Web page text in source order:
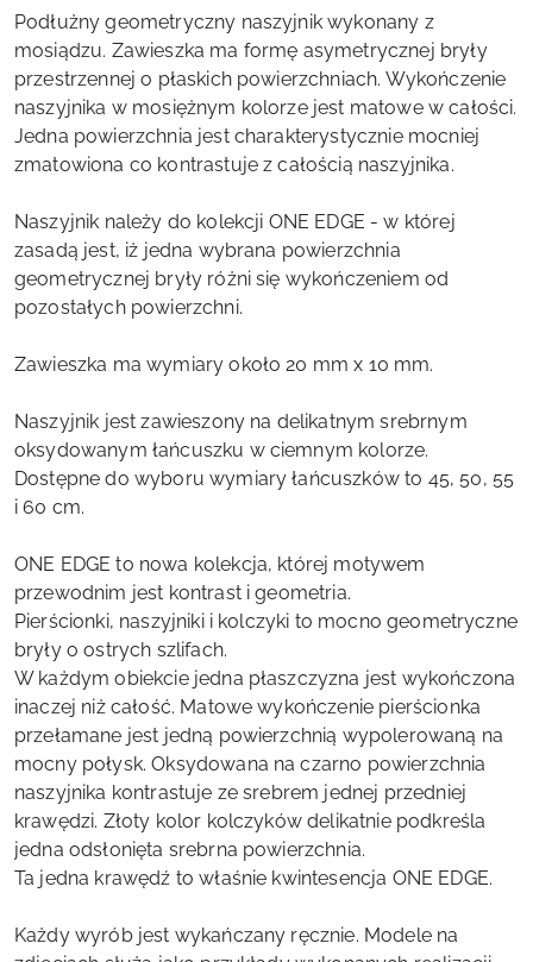
Podłużny geometryczny naszyjnik wykonany z
mosiądzu. Zawieszka ma formę asymetrycznej bryły
przestrzennej o płaskich powierzchniach. Wykończenie
naszyjnika w mosiężnym kolorze jest matowe w całości.
Jedna powierzchnia jest charakterystycznie mocniej
zmatowiona co kontrastuje z całością naszyjnika.
Naszyjnik należy do kolekcji ONE EDGE - w której
zasadą jest, iż jedna wybrana powierzchnia
geometrycznej bryły różni się wykończeniem od
pozostałych powierzchni.
Zawieszka ma wymiary około 20 mm x 10 mm.
Naszyjnik jest zawieszony na delikatnym srebrnym
oksydowanym łańcuszku w ciemnym kolorze.
Dostępne do wyboru wymiary łańcuszków to 45, 50, 55
i 60 cm.
ONE EDGE to nowa kolekcja, której motywem
przewodnim jest kontrast i geometria.
Pierścionki, naszyjniki i kolczyki to mocno geometryczne
bryły o ostrych szlifach.
W każdym obiekcie jedna płaszczyzna jest wykończona
inaczej niż całość. Matowe wykończenie pierścionka
przełamane jest jedną powierzchnią wypolerowaną na
mocny połysk. Oksydowana na czarno powierzchnia
naszyjnika kontrastuje ze srebrem jednej przedniej
krawędzi. Złoty kolor kolczyków delikatnie podkreśla
jedna odsłonięta srebrna powierzchnia.
Ta jedna krawędź to właśnie kwintesencja ONE EDGE.
Każdy wyrób jest wykańczany ręcznie. Modele na